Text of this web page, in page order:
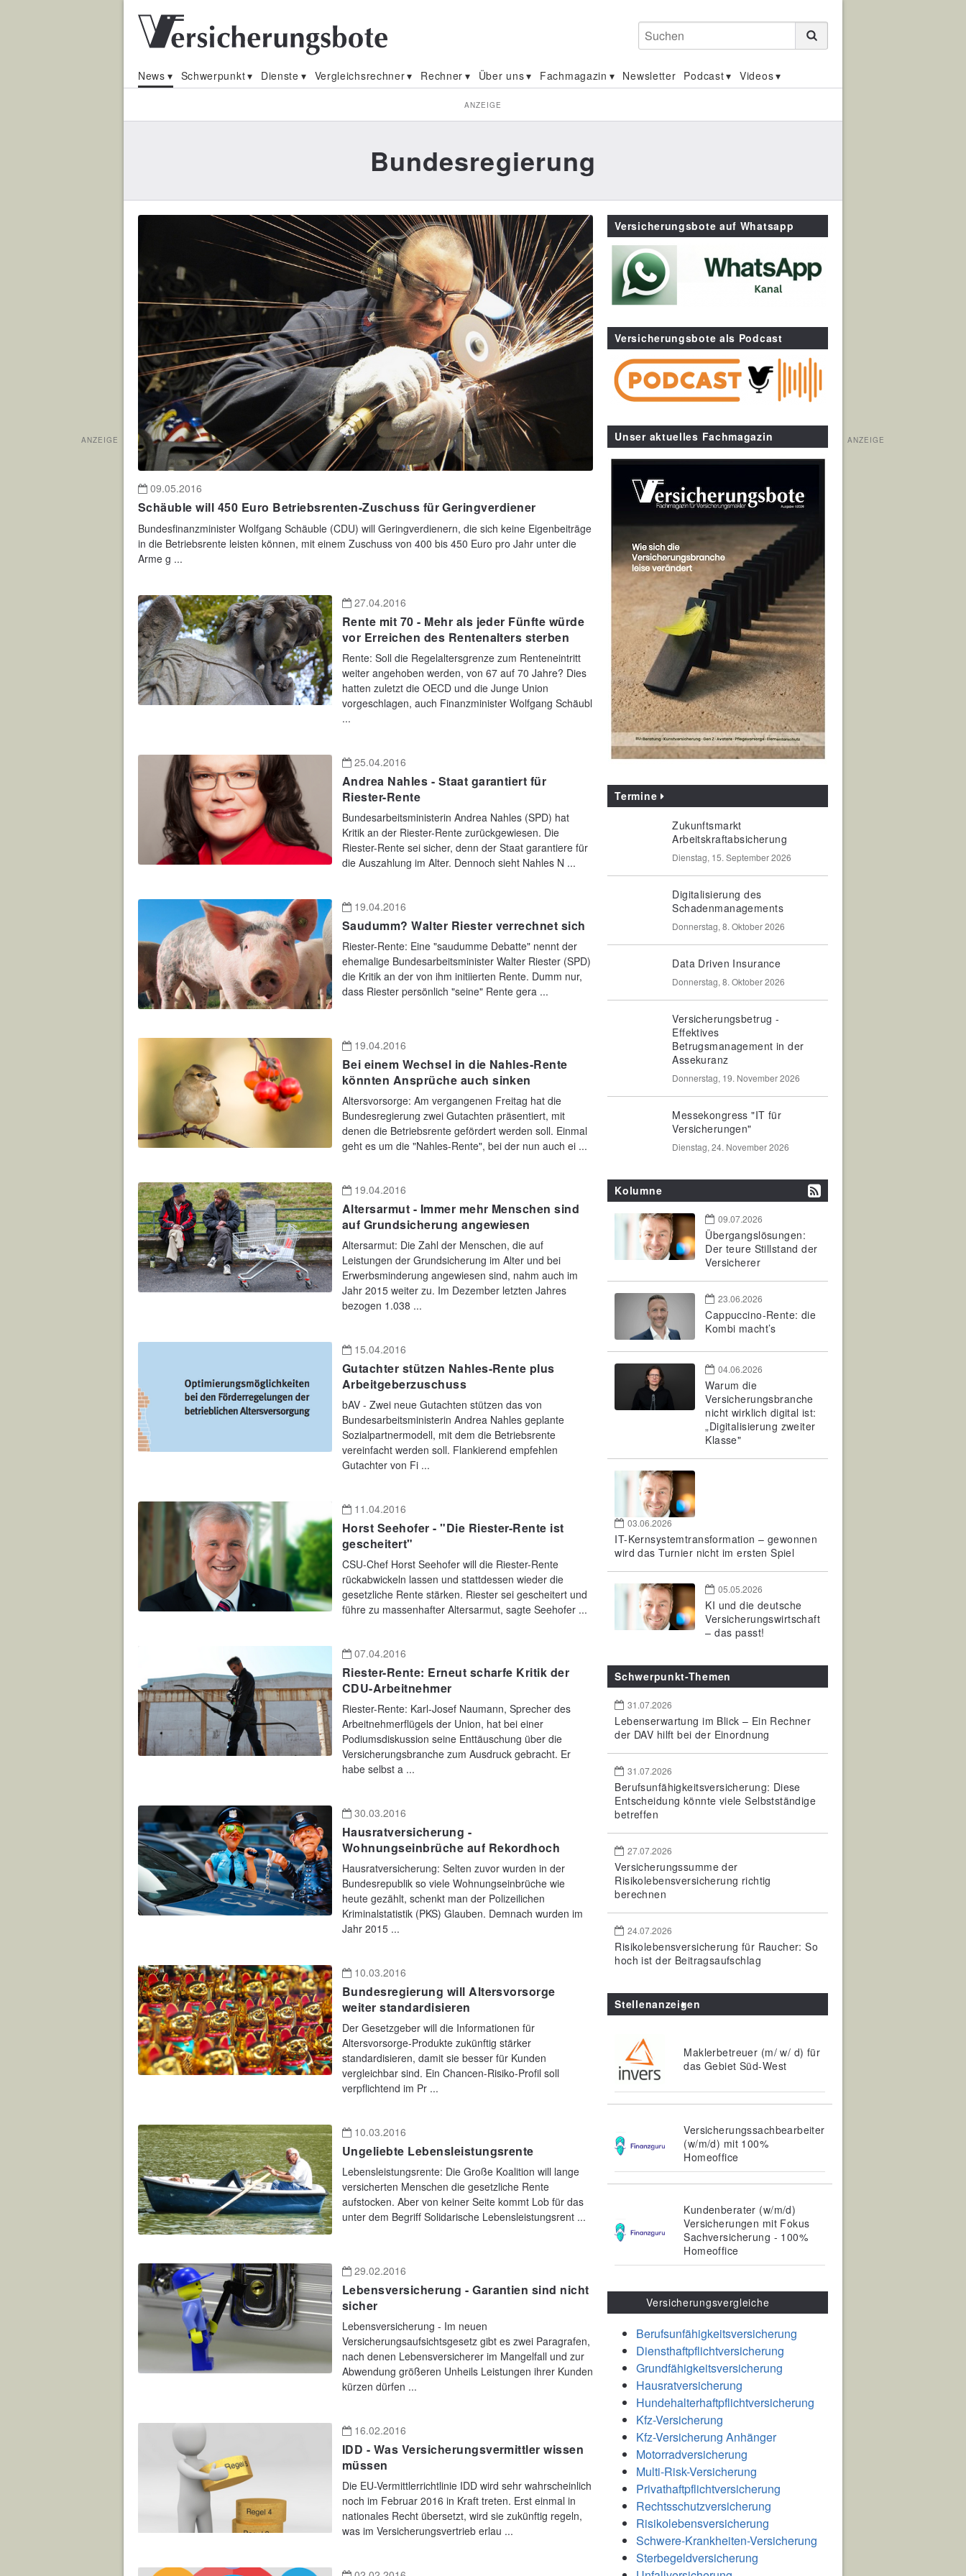
Suchen
News Schwerpunkt Dienste Vergleichsrechner Rechner Über uns Fachmagazin Newsletter Podcast Videos
ANZEIGE
Bundesregierung
09.05.2016
Schäuble will 450 Euro Betriebsrenten-Zuschuss für Geringverdiener
Bundesfinanzminister Wolfgang Schäuble (CDU) will Geringverdienern, die sich keine Eigenbeiträge
in die Betriebsrente leisten können, mit einem Zuschuss von 400 bis 450 Euro pro Jahr unter die
Arme g ...
27.04.2016
Rente mit 70 - Mehr als jeder Fünfte würde
vor Erreichen des Rentenalters sterben
Rente: Soll die Regelaltersgrenze zum Renteneintritt
weiter angehoben werden, von 67 auf 70 Jahre? Dies
hatten zuletzt die OECD und die Junge Union
vorgeschlagen, auch Finanzminister Wolfgang Schäubl
...
25.04.2016
Andrea Nahles - Staat garantiert für
Riester-Rente
Bundesarbeitsministerin Andrea Nahles (SPD) hat
Kritik an der Riester-Rente zurückgewiesen. Die
Riester-Rente sei sicher, denn der Staat garantiere für
die Auszahlung im Alter. Dennoch sieht Nahles N ...
19.04.2016
Saudumm? Walter Riester verrechnet sich
Riester-Rente: Eine "saudumme Debatte" nennt der
ehemalige Bundesarbeitsminister Walter Riester (SPD)
die Kritik an der von ihm initiierten Rente. Dumm nur,
dass Riester persönlich "seine" Rente gera ...
19.04.2016
Bei einem Wechsel in die Nahles-Rente
könnten Ansprüche auch sinken
Altersvorsorge: Am vergangenen Freitag hat die
Bundesregierung zwei Gutachten präsentiert, mit
denen die Betriebsrente gefördert werden soll. Einmal
geht es um die "Nahles-Rente", bei der nun auch ei ...
19.04.2016
Altersarmut - Immer mehr Menschen sind
auf Grundsicherung angewiesen
Altersarmut: Die Zahl der Menschen, die auf
Leistungen der Grundsicherung im Alter und bei
Erwerbsminderung angewiesen sind, nahm auch im
Jahr 2015 weiter zu. Im Dezember letzten Jahres
bezogen 1.038 ...
15.04.2016
Gutachter stützen Nahles-Rente plus
Arbeitgeberzuschuss
bAV - Zwei neue Gutachten stützen das von
Bundesarbeitsministerin Andrea Nahles geplante
Sozialpartnermodell, mit dem die Betriebsrente
vereinfacht werden soll. Flankierend empfehlen
Gutachter von Fi ...
11.04.2016
Horst Seehofer - "Die Riester-Rente ist
gescheitert"
CSU-Chef Horst Seehofer will die Riester-Rente
rückabwickeln lassen und stattdessen wieder die
gesetzliche Rente stärken. Riester sei gescheitert und
führe zu massenhafter Altersarmut, sagte Seehofer ...
07.04.2016
Riester-Rente: Erneut scharfe Kritik der
CDU-Arbeitnehmer
Riester-Rente: Karl-Josef Naumann, Sprecher des
Arbeitnehmerflügels der Union, hat bei einer
Podiumsdiskussion seine Enttäuschung über die
Versicherungsbranche zum Ausdruck gebracht. Er
habe selbst a ...
30.03.2016
Hausratversicherung -
Wohnungseinbrüche auf Rekordhoch
Hausratversicherung: Selten zuvor wurden in der
Bundesrepublik so viele Wohnungseinbrüche wie
heute gezählt, schenkt man der Polizeilichen
Kriminalstatistik (PKS) Glauben. Demnach wurden im
Jahr 2015 ...
10.03.2016
Bundesregierung will Altersvorsorge
weiter standardisieren
Der Gesetzgeber will die Informationen für
Altersvorsorge-Produkte zukünftig stärker
standardisieren, damit sie besser für Kunden
vergleichbar sind. Ein Chancen-Risiko-Profil soll
verpflichtend im Pr ...
10.03.2016
Ungeliebte Lebensleistungsrente
Lebensleistungsrente: Die Große Koalition will lange
versicherten Menschen die gesetzliche Rente
aufstocken. Aber von keiner Seite kommt Lob für das
unter dem Begriff Solidarische Lebensleistungsrent ...
29.02.2016
Lebensversicherung - Garantien sind nicht
sicher
Lebensversicherung - Im neuen
Versicherungsaufsichtsgesetz gibt es zwei Paragrafen,
nach denen Lebensversicherer im Mangelfall und zur
Abwendung größeren Unheils Leistungen ihrer Kunden
kürzen dürfen ...
16.02.2016
IDD - Was Versicherungsvermittler wissen
müssen
Die EU-Vermittlerrichtlinie IDD wird sehr wahrscheinlich
noch im Februar 2016 in Kraft treten. Erst einmal in
nationales Recht übersetzt, wird sie zukünftig regeln,
was im Versicherungsvertrieb erlau ...
Versicherungsbote auf Whatsapp
Versicherungsbote als Podcast
Unser aktuelles Fachmagazin
Termine
Zukunftsmarkt
Arbeitskraftabsicherung
Dienstag, 15. September 2026
Digitalisierung des
Schadenmanagements
Donnerstag, 8. Oktober 2026
Data Driven Insurance
Donnerstag, 8. Oktober 2026
Versicherungsbetrug -
Effektives
Betrugsmanagement in der
Assekuranz
Donnerstag, 19. November 2026
Messekongress "IT für
Versicherungen"
Dienstag, 24. November 2026
Kolumne
09.07.2026
Übergangslösungen:
Der teure Stillstand der
Versicherer
23.06.2026
Cappuccino-Rente: die
Kombi macht’s
04.06.2026
Warum die
Versicherungsbranche
nicht wirklich digital ist:
„Digitalisierung zweiter
Klasse"
03.06.2026
IT-Kernsystemtransformation – gewonnen
wird das Turnier nicht im ersten Spiel
05.05.2026
KI und die deutsche
Versicherungswirtschaft
– das passt!
Schwerpunkt-Themen
31.07.2026
Lebenserwartung im Blick – Ein Rechner
der DAV hilft bei der Einordnung
31.07.2026
Berufsunfähigkeitsversicherung: Diese
Entscheidung könnte viele Selbstständige
betreffen
27.07.2026
Versicherungssumme der
Risikolebensversicherung richtig
berechnen
24.07.2026
Risikolebensversicherung für Raucher: So
hoch ist der Beitragsaufschlag
Stellenanzeigen
Maklerbetreuer (m/ w/ d) für
das Gebiet Süd-West
Versicherungssachbearbeiter
(w/m/d) mit 100%
Homeoffice
Kundenberater (w/m/d)
Versicherungen mit Fokus
Sachversicherung - 100%
Homeoffice
Versicherungsvergleiche
Berufsunfähigkeitsversicherung
Diensthaftpflichtversicherung
Grundfähigkeitsversicherung
Hausratversicherung
Hundehalterhaftpflichtversicherung
Kfz-Versicherung
Kfz-Versicherung Anhänger
Motorradversicherung
Multi-Risk-Versicherung
Privathaftpflichtversicherung
Rechtsschutzversicherung
Risikolebensversicherung
Schwere-Krankheiten-Versicherung
Sterbegeldversicherung
ANZEIGE ANZEIGE